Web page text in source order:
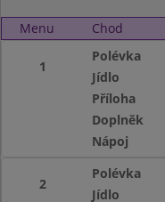
Menu Chod
1
Polévka
Jídlo
Příloha
Doplněk
Nápoj
2
Polévka
Jídlo